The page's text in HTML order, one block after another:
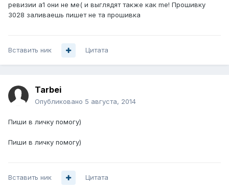
ревизии а1 они не ме( и выглядят также как me! Прошивку
3028 заливаешь пишет не та прошивка
Вставить ник Цитата
Tarbei
Опубликовано 5 августа, 2014
Пиши в личку помогу)
Пиши в личку помогу)
Вставить ник Цитата